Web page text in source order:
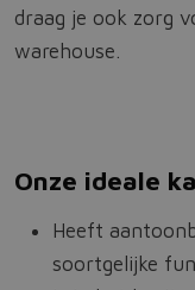
draag je ook zorg
warehouse.
Onze ideale
Heeft
soortgelijke